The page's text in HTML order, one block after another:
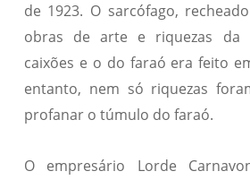
de 1923. O sarcófago,
obras de arte e riquezas da
caixões e o do faraó era feito
entanto, nem só riquezas
profanar o túmulo do faraó.
O empresário Lorde